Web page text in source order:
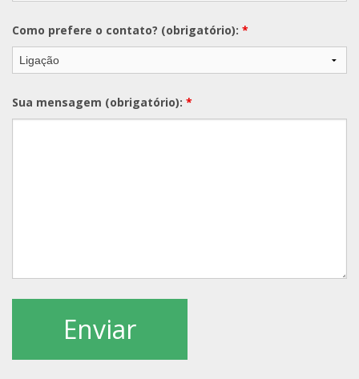
Como prefere o contato? (obrigatório): *
Sua mensagem (obrigatório): *